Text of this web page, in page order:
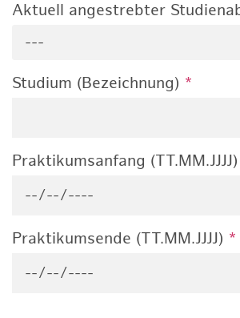
Aktuell angestrebter
---
Studium (Bezeichnung) *
Praktikumsanfang (TT.MM.JJJJ)
Praktikumsende (TT.MM.JJJJ) *